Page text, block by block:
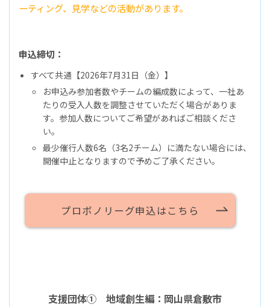
ーティング、見学などの活動があります。
申込締切：
すべて共通【2026年7月31日（金）】
お申込み参加者数やチームの編成数によって、一社あ
たりの受入人数を調整させていただく場合がありま
す。参加人数についてご希望があればご相談くださ
い。
最少催行人数6名（3名2チーム）に満たない場合には、
開催中止となりますので予めご了承ください。
プロボノリーグ申込はこちら
支援団体① 地域創生編：岡山県倉敷市